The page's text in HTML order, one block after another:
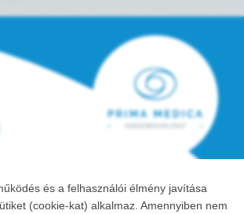
és a felhasználói élmény javítása
(cookie-kat) alkalmaz. Amennyiben nem